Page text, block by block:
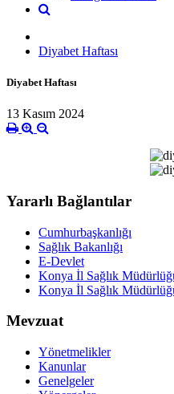
Diyabet Haftası
Diyabet Haftası
13 Kasım 2024
Yararlı Bağlantılar
Cumhurbaşkanlığı
Sağlık Bakanlığı
E-Devlet
Konya İl Sağlık
Konya İl Sağlık
Mevzuat
Yönetmelikler
Kanunlar
Genelgeler